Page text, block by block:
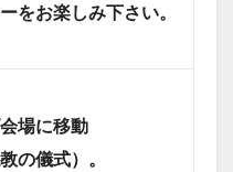
をお楽しみ下さい。
場に移動
の儀式）。